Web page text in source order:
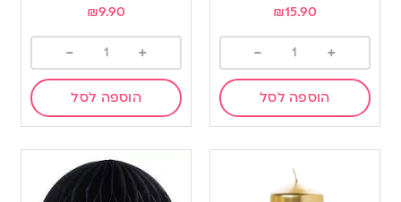
₪15.90
+
-
הוספה לסל
₪9.90
+
-
הוספה לסל